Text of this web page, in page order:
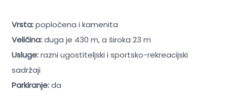
Vrsta:popločena i kamenita
Veličina:duga je 430 m, a široka 23 m
Usluge:razni ugostiteljski i sportsko-rekreacijski
sadržaji
Parkiranje:da